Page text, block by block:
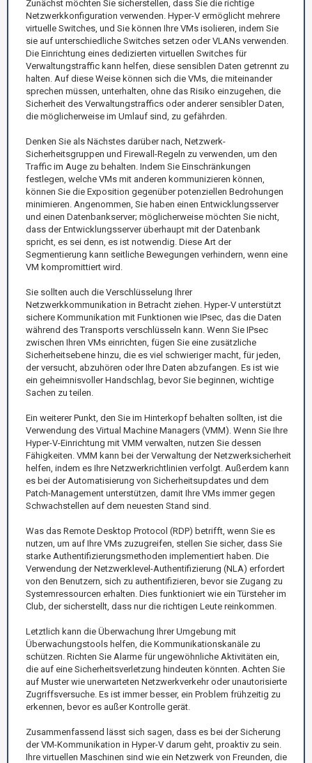
Zunächst möchten Sie sicherstellen, dass Sie die richtige
Netzwerkkonfiguration verwenden. Hyper-V ermöglicht mehrere
virtuelle Switches, und Sie können Ihre VMs isolieren, indem Sie
sie auf unterschiedliche Switches setzen oder VLANs verwenden.
Die Einrichtung eines dedizierten virtuellen Switches für
Verwaltungstraffic kann helfen, diese sensiblen Daten getrennt zu
halten. Auf diese Weise können sich die VMs, die miteinander
sprechen müssen, unterhalten, ohne das Risiko einzugehen, die
Sicherheit des Verwaltungstraffics oder anderer sensibler Daten,
die möglicherweise im Umlauf sind, zu gefährden.
Denken Sie als Nächstes darüber nach, Netzwerk-
Sicherheitsgruppen und Firewall-Regeln zu verwenden, um den
Traffic im Auge zu behalten. Indem Sie Einschränkungen
festlegen, welche VMs mit anderen kommunizieren können,
können Sie die Exposition gegenüber potenziellen Bedrohungen
minimieren. Angenommen, Sie haben einen Entwicklungsserver
und einen Datenbankserver; möglicherweise möchten Sie nicht,
dass der Entwicklungsserver überhaupt mit der Datenbank
spricht, es sei denn, es ist notwendig. Diese Art der
Segmentierung kann seitliche Bewegungen verhindern, wenn eine
VM kompromittiert wird.
Sie sollten auch die Verschlüsselung Ihrer
Netzwerkkommunikation in Betracht ziehen. Hyper-V unterstützt
sichere Kommunikation mit Funktionen wie IPsec, das die Daten
während des Transports verschlüsseln kann. Wenn Sie IPsec
zwischen Ihren VMs einrichten, fügen Sie eine zusätzliche
Sicherheitsebene hinzu, die es viel schwieriger macht, für jeden,
der versucht, abzuhören oder Ihre Daten abzufangen. Es ist wie
ein geheimnisvoller Handschlag, bevor Sie beginnen, wichtige
Sachen zu teilen.
Ein weiterer Punkt, den Sie im Hinterkopf behalten sollten, ist die
Verwendung des Virtual Machine Managers (VMM). Wenn Sie Ihre
Hyper-V-Einrichtung mit VMM verwalten, nutzen Sie dessen
Fähigkeiten. VMM kann bei der Verwaltung der Netzwerksicherheit
helfen, indem es Ihre Netzwerkrichtlinien verfolgt. Außerdem kann
es bei der Automatisierung von Sicherheitsupdates und dem
Patch-Management unterstützen, damit Ihre VMs immer gegen
Schwachstellen auf dem neuesten Stand sind.
Was das Remote Desktop Protocol (RDP) betrifft, wenn Sie es
nutzen, um auf Ihre VMs zuzugreifen, stellen Sie sicher, dass Sie
starke Authentifizierungsmethoden implementiert haben. Die
Verwendung der Netzwerklevel-Authentifizierung (NLA) erfordert
von den Benutzern, sich zu authentifizieren, bevor sie Zugang zu
Systemressourcen erhalten. Dies funktioniert wie ein Türsteher im
Club, der sicherstellt, dass nur die richtigen Leute reinkommen.
Letztlich kann die Überwachung Ihrer Umgebung mit
Überwachungstools helfen, die Kommunikationskanäle zu
schützen. Richten Sie Alarme für ungewöhnliche Aktivitäten ein,
die auf eine Sicherheitsverletzung hindeuten könnten. Achten Sie
auf Muster wie unerwarteten Netzwerkverkehr oder unautorisierte
Zugriffsversuche. Es ist immer besser, ein Problem frühzeitig zu
erkennen, bevor es außer Kontrolle gerät.
Zusammenfassend lässt sich sagen, dass es bei der Sicherung
der VM-Kommunikation in Hyper-V darum geht, proaktiv zu sein.
Ihre virtuellen Maschinen sind wie ein Netzwerk von Freunden, die